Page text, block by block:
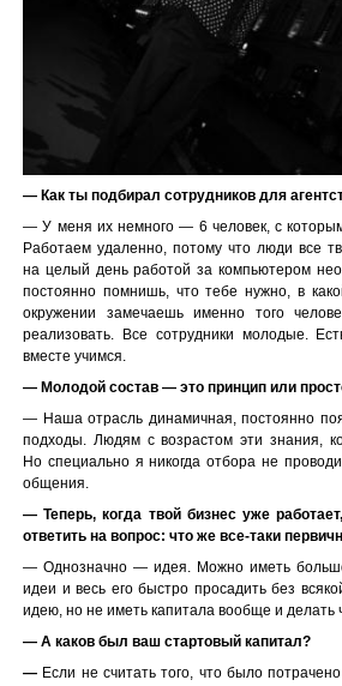
— Как ты подбирал сотрудников для
— У меня их немного — 6 человек, с
Работаем удаленно, потому что люди все
на целый день работой за компьютером
постоянно помнишь, что тебе нужно, в
окружении замечаешь именно того
реализовать. Все сотрудники молодые.
вместе учимся.
— Молодой состав — это принцип или
— Наша отрасль динамичная, постоянно
подходы. Людям с возрастом эти знания,
Но специально я никогда отбора не
общения.
— Теперь, когда твой бизнес уже
ответить на вопрос: что же все-таки
— Однозначно — идея. Можно иметь
идеи и весь его быстро просадить без
идею, но не иметь капитала вообще и делать
— А каков был ваш стартовый капитал?
— Если не считать того, что было